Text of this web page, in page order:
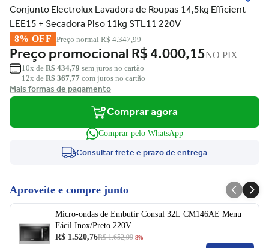
Conjunto Electrolux Lavadora de Roupas 14,5kg Efficient
LEE15 + Secadora Piso 11kg STL11 220V
8% OFF Preço normalR$ 4.347,99
Preço promocionalR$ 4.000,15NO PIX
10x de R$ 434,79 sem juros no cartão
12x de R$ 367,77 com juros no cartão
Mais formas de pagamento
Comprar agora
Comprar pelo WhatsApp
Consultar frete e prazo de entrega
Aproveite e compre junto
Micro-ondas de Embutir Consul 32L CM146AE Menu
Fácil Inox/Preto 220V
R$ 1.520,76R$ 1.652,99-8%